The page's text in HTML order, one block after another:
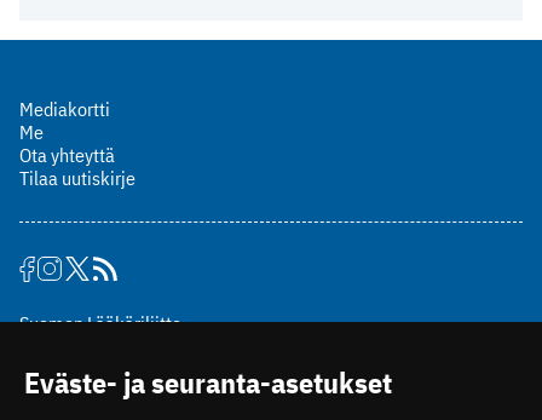
Mediakortti
Me
Ota yhteyttä
Tilaa uutiskirje
Suomen Lääkäriliitto
00510 Helsinki
puh. (09) 393 091
Eväste- ja seuranta-asetukset